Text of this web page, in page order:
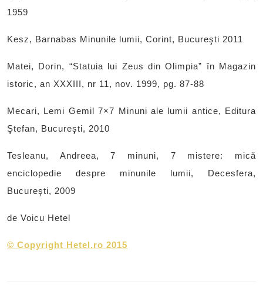
1959
Kesz, Barnabas Minunile lumii, Corint, Bucureşti 2011
Matei, Dorin, “Statuia lui Zeus din Olimpia” în Magazin
istoric, an XXXIII, nr 11, nov. 1999, pg. 87-88
Mecari, Lemi Gemil 7×7 Minuni ale lumii antice, Editura
Ştefan, Bucureşti, 2010
Tesleanu, Andreea, 7 minuni, 7 mistere: mică
enciclopedie despre minunile lumii, Decesfera,
Bucureşti, 2009
de Voicu Hetel
© Copyright Hetel.ro 2015